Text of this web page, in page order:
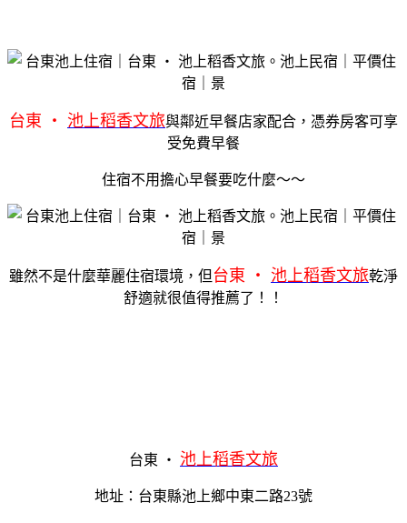
台東 ‧ 池上稻香文旅與鄰近早餐店家配合，憑券房客可享
受免費早餐
住宿不用擔心早餐要吃什麼～～
雖然不是什麼華麗住宿環境，但台東 ‧ 池上稻香文旅乾淨
舒適就很值得推薦了！！
台東 ‧ 池上稻香文旅
地址：台東縣池上鄉中東二路23號